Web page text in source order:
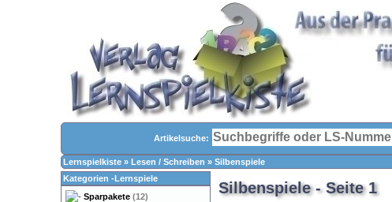
Artikelsuche:
Lernspielkiste » Lesen / Schreiben » Silbenspiele
Silbenspiele - Seite 1
Kategorien -Lernspiele
Sparpakete (12)